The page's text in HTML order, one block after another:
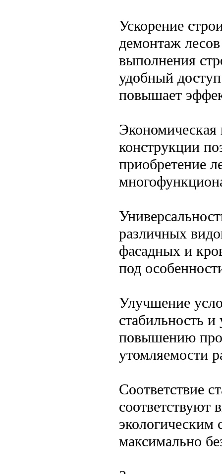
Ускорение
демонтаж
выполнения
удобный
повышает
конструкции
приобретение
различных
фасадных и
под
Улучшение
стабильность
повышению
утомляемости
Соответствие
соответствуют
экологическим
максимально